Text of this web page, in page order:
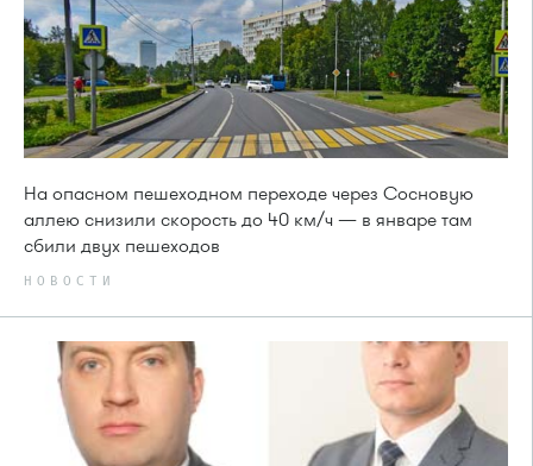
На опасном пешеходном переходе через Сосновую
аллею снизили скорость до 40 км/ч — в январе там
сбили двух пешеходов
НОВОСТИ